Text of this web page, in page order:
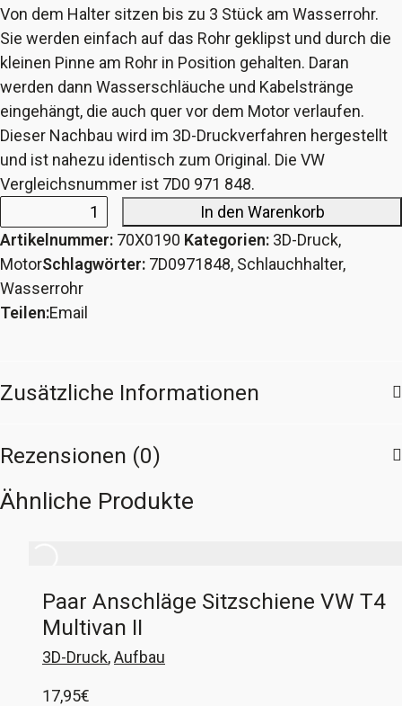
Von dem Halter sitzen bis zu 3 Stück am Wasserrohr.
Sie werden einfach auf das Rohr geklipst und durch die
kleinen Pinne am Rohr in Position gehalten. Daran
werden dann Wasserschläuche und Kabelstränge
eingehängt, die auch quer vor dem Motor verlaufen.
Dieser Nachbau wird im 3D-Druckverfahren hergestellt
und ist nahezu identisch zum Original. Die VW
Vergleichsnummer ist 7D0 971 848.
Schlauch-
und
Kabelhalter
an
Wasserrohr
5-
In den Warenkorb
Artikelnummer: 70X0190 Kategorien: 3D-Druck,
MotorSchlagwörter: 7D0971848, Schlauchhalter,
Wasserrohr
Teilen:Email
Zusätzliche Informationen
Rezensionen (0)
Ähnliche Produkte
Paar Anschläge Sitzschiene VW T4
Multivan II
3D-Druck,Aufbau
17,95€